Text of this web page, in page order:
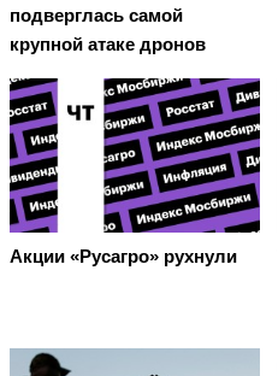
подверглась самой
крупной атаке дронов
Акции «Русагро» рухнули